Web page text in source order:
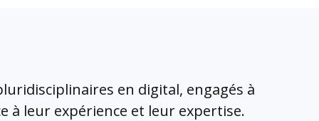
en digital, engagés à
à leur expérience et leur expertise.